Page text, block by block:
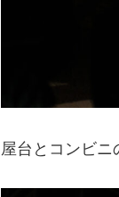
屋台とコンビ